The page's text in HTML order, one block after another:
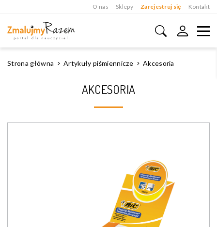
O nas Sklepy Zarejestruj się Kontakt
Strona główna Artykuły piśmiennicze Akcesoria
AKCESORIA